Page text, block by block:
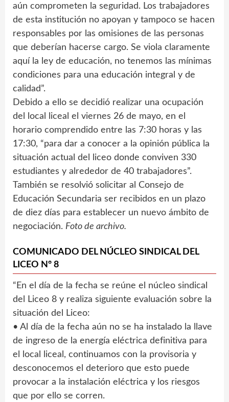
aún comprometen la seguridad. Los trabajadores
de esta institución no apoyan y tampoco se hacen
responsables por las omisiones de las personas
que deberían hacerse cargo. Se viola claramente
aquí la ley de educación, no tenemos las mínimas
condiciones para una educación integral y de
calidad”.
Debido a ello se decidió realizar una ocupación
del local liceal el viernes 26 de mayo, en el
horario comprendido entre las 7:30 horas y las
17:30, “para dar a conocer a la opinión pública la
situación actual del liceo donde conviven 330
estudiantes y alrededor de 40 trabajadores”.
También se resolvió solicitar al Consejo de
Educación Secundaria ser recibidos en un plazo
de diez días para establecer un nuevo ámbito de
negociación. Foto de archivo.
COMUNICADO DEL NÚCLEO SINDICAL DEL
LICEO Nº 8
“En el día de la fecha se reúne el núcleo sindical
del Liceo 8 y realiza siguiente evaluación sobre la
situación del Liceo:
• Al día de la fecha aún no se ha instalado la llave
de ingreso de la energía eléctrica definitiva para
el local liceal, continuamos con la provisoria y
desconocemos el deterioro que esto puede
provocar a la instalación eléctrica y los riesgos
que por ello se corren.